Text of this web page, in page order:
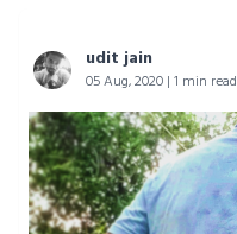
udit jain
05 Aug, 2020 | 1 min read